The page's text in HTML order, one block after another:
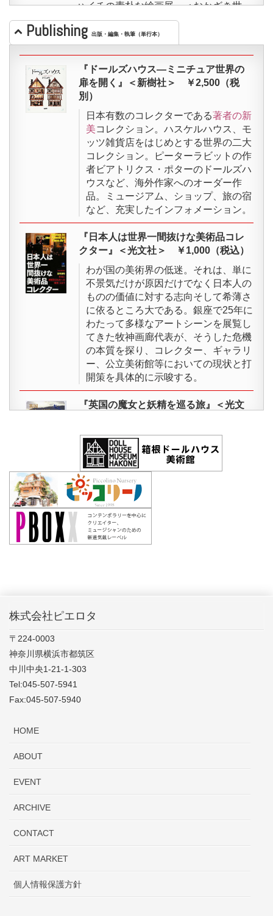
内の一組織として設立されました。おかざき世界
子ども美術博物館、米沢市上杉美術博物館、平塚
市美術館、栃尾美術館、横浜そごう美術館など、
様々なドールハウス展の企画・プロデュースを行
っています。
ピッコリーノ保育園
0〜3歳児を保育する横浜保育室認定の保育園
コリ
ーノ
保育園は、横浜市港北ニュ
ータウン内において、0～2
児の教育・保育施設として1998年に設立。2015
年より乳幼児認可保育園の認定を受け、「NHK
すくすく子育て」等の番組に再三紹介されるな
「感性と創造」「愛情と自然」「親子の絆」の3
しています。
ピッコリーノ学園
３歳～就学前児童を保育・教育する幼保園
北山田駅近くに3歳以上～就学前児童の教育・保
育施設として2001年設立されました。妖精の館
感性教育学会等の教育研究機関とも連携し、理想
の幼児教育をめざした手作りの教育プログラムを
実しているのも魅力です。
ハイチの素朴な絵画展 ＜おかざき世
界子ども美術博物館＞
1993.5
世界の動物画 ワイルドライフアート
展 ＜おかざき世界子ども美術博物館
＞
1993.6
極北の民 イヌイットアート展 ＜北
新美南吉 童話の心展 ＜おかざき世
界子ども美術博物館＞
ライカ同盟発表会 発足 （赤瀬川原
平・秋山祐徳太子・高梨豊） ＜牧神
画廊＞
1990～
2000
ンリ菅野、秋山祐徳太子)
＜静岡県伊豆、大分県湯布院、長野県
八ヶ岳、新潟県佐渡、青森県八甲田な
ど＞
生活デザイナーとしての狩野派展 ＜
愛知県立美術館＞
赤瀬川原平の冒険 ＜名古屋市美術館
アートになったゴジラ展 ＜おかざき
世界子ども美術博物館＞
藤城清治 影絵の世界展 ＜おかざき
世界の妖怪アート展 ＜おかざき世界
子ども美術博物館＞
1998.7
水木しげると世界の妖怪展 ＜高松市
美術館＞
1998.7
世界のドールズハウス展 ＜おかざき
世界子ども美術博物館＞
2000.7～
9
う！世界のみんなのワンダーランド
平賀敬のアヴァンギャルド戯作画展
＜平塚市美術館＞
ざき世界子ども美術博物館＞
不思議ワールド山村浩二アニメーショ
2004.7
上市立鬼の館＞
竹久夢二「夢二の夢」展 ＜八王子市
2006.5
山田洋次の原風景展 ＜日本橋、横
Publishing 出版・編集・執筆（単行本）
『ドールズハウス―ミニチュア世界の
扉を開く』＜新樹社＞ ￥2,500（税
別）
日本有数のコレクターである著者の新
美コレクション。ハスケルハウス、モ
ッツ雑貨店をはじめとする世界の二大
コレクション。ピーターラビットの作
者ビアトリクス・ポターのドールズハ
ウスなど、海外作家へのオーダー作
品。ミュージアム、ショップ、旅の宿
など、充実したインフォメーション。
『日本人は世界一間抜けな美術品コレ
クター』＜光文社＞ ￥1,000（税込）
わが国の美術界の低迷。それは、単に
不景気だけが原因だけでなく日本人の
ものの価値に対する志向そして希薄さ
に依るところ大である。銀座で25年に
わたって多様なアートシーンを展覧し
てきた牧神画廊代表が、そうした危機
の本質を探り、コレクター、ギャラリ
ー、公立美術館等においての現状と打
開策を具体的に示唆する。
『英国の魔女と妖精を巡る旅』＜光文
ピエロタの代表新美康明が、魔女と妖
精をテーマに英国全土（コーンウォー
ル、マン島）を巡り歩いた紀行文。こ
れから行ってみよう、という方に便利
なアクセスガイドや、魔女や妖精の事
件を盛り込んだ英国史の年表も付いて
いる。ハリーポッターやロード・オ
ブ・ザ・リングなどの物語を生みだし
た、『英国』というお国柄が手に取る
ドールズハウスの楽しみ方を「見る」
類。ドールズハウスに対する、楽しむ
「画廊って、どんなところ？」「どう
1998年、高松市美術館で開催された
発行された、妖怪カタログ。
株式会社ピエロタ
〒224-0003
神奈川県横浜市都筑区
中川中央1-21-1-303
Tel:045-507-5941
Fax:045-507-5940
HOME
ABOUT
EVENT
ARCHIVE
CONTACT
ART MARKET
個人情報保護方針